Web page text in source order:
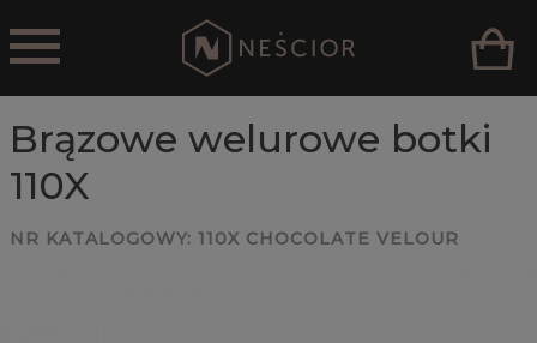
Brązowe welurowe botki
110X
NR KATALOGOWY: 110X CHOCOLATE VELOUR